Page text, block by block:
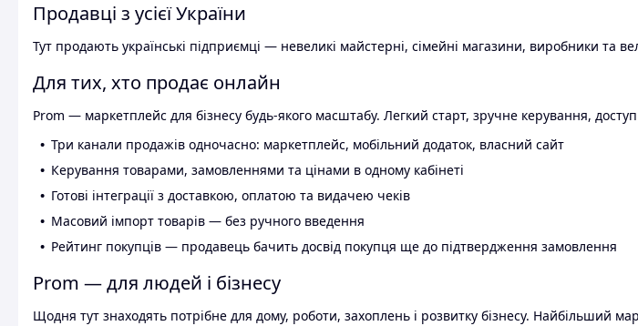
Продавці з усієї України
Тут продають українські підприємці — невеликі майстерні, сімейні магазини, виробники та
Для тих, хто продає онлайн
Prom — маркетплейс для бізнесу будь-якого масштабу. Легкий старт, зручне керування, доступ
Три канали продажів одночасно: маркетплейс, мобільний додаток, власний сайт
Керування товарами, замовленнями та цінами в одному кабінеті
Готові інтеграції з доставкою, оплатою та видачею чеків
Масовий імпорт товарів — без ручного введення
Рейтинг покупців — продавець бачить досвід покупця ще до підтвердження замовлення
Prom — для людей і бізнесу
Щодня тут знаходять потрібне для дому, роботи, захоплень і розвитку бізнесу. Найбільший